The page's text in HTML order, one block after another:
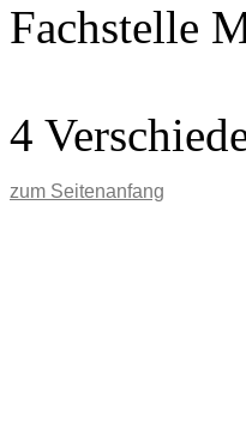
Fachstelle
4
zum Seitenanfang